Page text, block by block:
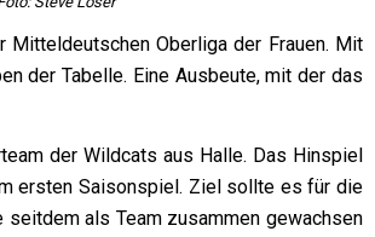
Oberliga der Frauen. Mit
der Tabelle. Eine Ausbeute, mit der das
der Wildcats aus Halle. Das Hinspiel
ersten Saisonspiel. Ziel sollte es für die
als Team zusammen gewachsen